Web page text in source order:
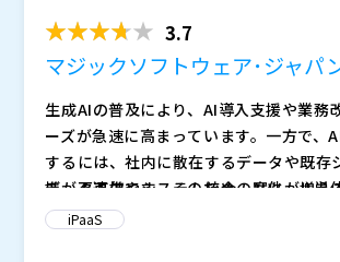
やコード体系の差異がある ・新たなシ
たびに個別調整が発生する
など、連携構造そのものが複雑化しや
ます。
その結果、
・職員による転記作業が残る ・運用
え続ける ・改修時の影響範囲が読め
トヤード改革を進めるほど現場負荷が増
3.7
マジックソフトウェア･ジャパ
生成AIの普及により、AI導入支援や業務
ーズが急速に高まっています。一方で、
するには、社内に散在するデータや既存
携が不可欠です。そのため、AIツール単
く、データ連携やシステム統合まで含め
データ連携やシステム統合の案件が増え
とにスクラッチ開発で対応していると、
iPaaS